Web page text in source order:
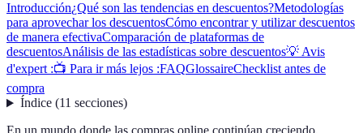
Introducción¿Qué son las tendencias en descuentos?Metodologías
para aprovechar los descuentosCómo encontrar y utilizar descuentos
de manera efectivaComparación de plataformas de
descuentosAnálisis de las estadísticas sobre descuentos💡 Avis
d'expert :📺 Para ir más lejos :FAQGlossaireChecklist antes de
compra
Índice(11 secciones)